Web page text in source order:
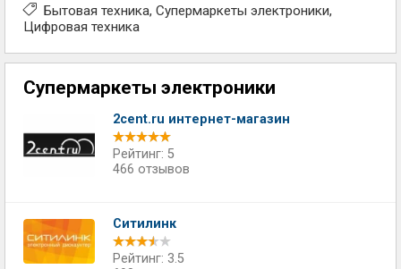
Бытовая техника Супермаркеты электроники
Цифровая техника
Супермаркеты электроники
2cent.ru интернет-магазин
Рейтинг: 5
466 отзывов
Ситилинк
Рейтинг: 3.5